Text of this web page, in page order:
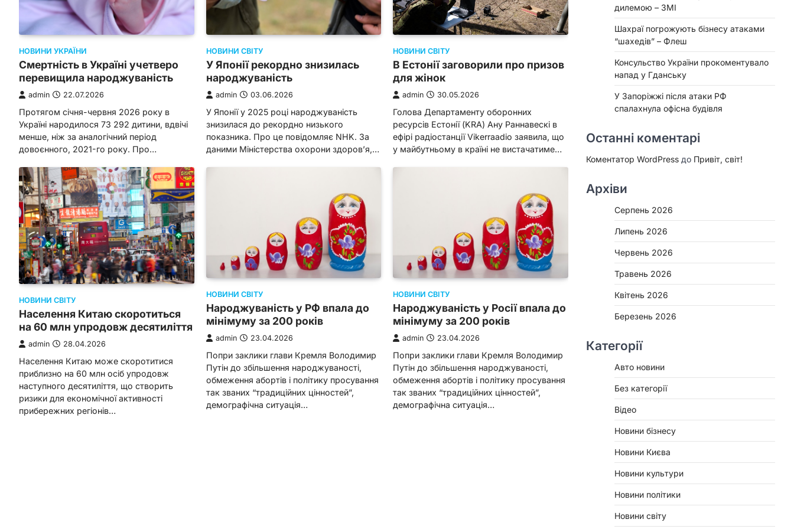
НОВИНИ УКРАЇНИ
Смертність в Україні учетверо
перевищила народжуваність
admin 22.07.2026
Протягом січня-червня 2026 року в
Україні народилося 73 292 дитини, вдвічі
менше, ніж за аналогічний період
довоєнного, 2021-го року. Про…
НОВИНИ СВІТУ
У Японії рекордно знизилась
народжуваність
admin 03.06.2026
У Японії у 2025 році народжуваність
знизилася до рекордно низького
показника. Про це повідомляє NHK. За
даними Міністерства охорони здоров’я,…
НОВИНИ СВІТУ
В Естонії заговорили про призов
для жінок
admin 30.05.2026
Голова Департаменту оборонних
ресурсів Естонії (KRA) Ану Раннавескі в
ефірі радіостанції Vikerraadio заявила, що
у майбутньому в країні не вистачатиме…
НОВИНИ СВІТУ
Населення Китаю скоротиться
на 60 млн упродовж десятиліття
admin 28.04.2026
Населення Китаю може скоротитися
приблизно на 60 млн осіб упродовж
наступного десятиліття, що створить
ризики для економічної активності
прибережних регіонів…
НОВИНИ СВІТУ
Народжуваність у РФ впала до
мінімуму за 200 років
admin 23.04.2026
Попри заклики глави Кремля Володимир
Путін до збільшення народжуваності,
обмеження абортів і політику просування
так званих “традиційних цінностей”,
демографічна ситуація…
НОВИНИ СВІТУ
Народжуваність у Росії впала до
мінімуму за 200 років
admin 23.04.2026
Попри заклики глави Кремля Володимир
Путін до збільшення народжуваності,
обмеження абортів і політику просування
так званих “традиційних цінностей”,
демографічна ситуація…
дилемою – ЗМІ
Шахраї погрожують бізнесу атаками
“шахедів” – Флеш
Консульство України прокоментувало
напад у Гданську
У Запоріжжі після атаки РФ
спалахнула офісна будівля
Останні коментарі
Коментатор WordPress до Привіт, світ!
Архіви
Серпень 2026
Липень 2026
Червень 2026
Травень 2026
Квітень 2026
Березень 2026
Категорії
Авто новини
Без категорії
Відео
Новини бізнесу
Новини Києва
Новини культури
Новини політики
Новини світу